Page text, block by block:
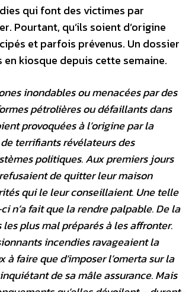
qui font des victimes par
Pourtant, qu’ils soient d’origine
et parfois prévenus. Un dossier
kiosque depuis cette semaine.
inondables ou menacées par des
pétrolières ou défaillants dans
provoquées à l’origine par la
terrifiants révélateurs des
politiques. Aux premiers jours
de quitter leur maison
qui le leur conseillaient. Une telle
fait que la rendre palpable. De la
plus mal préparés à les affronter.
incendies ravageaient la
faire que d’imposer l’omerta sur la
de sa mâle assurance. Mais